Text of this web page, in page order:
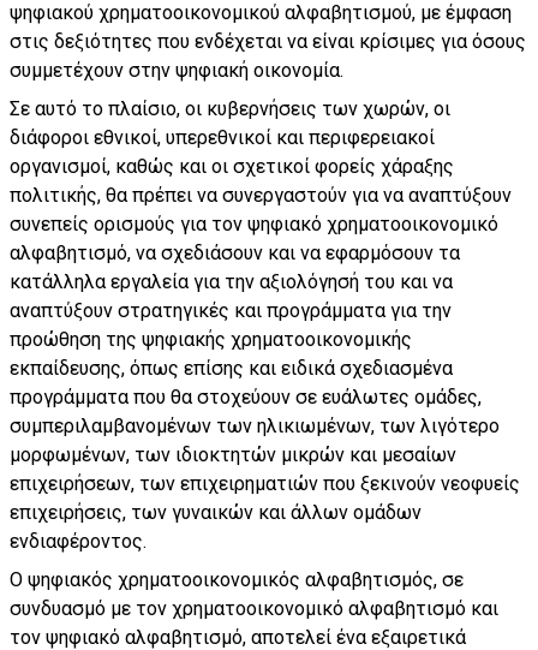
ψηφιακού χρηματοοικονομικού αλφαβητισμού, με έμφαση
στις δεξιότητες που ενδέχεται να είναι κρίσιμες για όσους
συμμετέχουν στην ψηφιακή οικονομία.
Σε αυτό το πλαίσιο, οι κυβερνήσεις των χωρών, οι
διάφοροι εθνικοί, υπερεθνικοί και περιφερειακοί
οργανισμοί, καθώς και οι σχετικοί φορείς χάραξης
πολιτικής, θα πρέπει να συνεργαστούν για να αναπτύξουν
συνεπείς ορισμούς για τον ψηφιακό χρηματοοικονομικό
αλφαβητισμό, να σχεδιάσουν και να εφαρμόσουν τα
κατάλληλα εργαλεία για την αξιολόγησή του και να
αναπτύξουν στρατηγικές και προγράμματα για την
προώθηση της ψηφιακής χρηματοοικονομικής
εκπαίδευσης, όπως επίσης και ειδικά σχεδιασμένα
προγράμματα που θα στοχεύουν σε ευάλωτες ομάδες,
συμπεριλαμβανομένων των ηλικιωμένων, των λιγότερο
μορφωμένων, των ιδιοκτητών μικρών και μεσαίων
επιχειρήσεων, των επιχειρηματιών που ξεκινούν νεοφυείς
επιχειρήσεις, των γυναικών και άλλων ομάδων
ενδιαφέροντος.
Ο ψηφιακός χρηματοοικονομικός αλφαβητισμός, σε
συνδυασμό με τον χρηματοοικονομικό αλφαβητισμό και
τον ψηφιακό αλφαβητισμό, αποτελεί ένα εξαιρετικά